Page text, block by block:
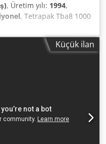
, Üretim yılı: 1994,
, Tetrapak Tba8 1000
applicator Cardboard
condition 1994
Küçük ilan